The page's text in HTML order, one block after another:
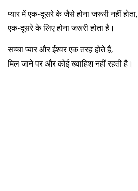
​प्यार में एक-दूसरे के जैसे होना जरूरी नहीं होता,
एक-दूसरे के लिए होना जरूरी होता है।​
​सच्चा प्यार और ईश्वर एक तरह होते हैं,
मिल जाने पर और कोई ख्वाहिश नहीं रहती है।